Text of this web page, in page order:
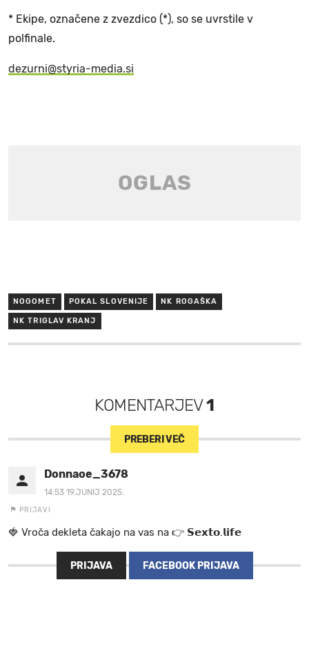
* Ekipe, označene z zvezdico (*), so se uvrstile v
polfinale.
dezurni@styria-media.si
NOGOMET POKAL SLOVENIJE NK ROGAŠKA
NK TRIGLAV KRANJ
KOMENTARJEV1
PREBERI VEČ
Donnaoe_3678
14:53 19.JUNIJ 2025.
PRIJAVI
🍓 V r o č a d e k l e t a ča k a jo na va s n a 👉 𝗦𝗲𝘅𝘁𝗼.𝗹𝗶𝗳𝗲
PRIJAVA FACEBOOK PRIJAVA